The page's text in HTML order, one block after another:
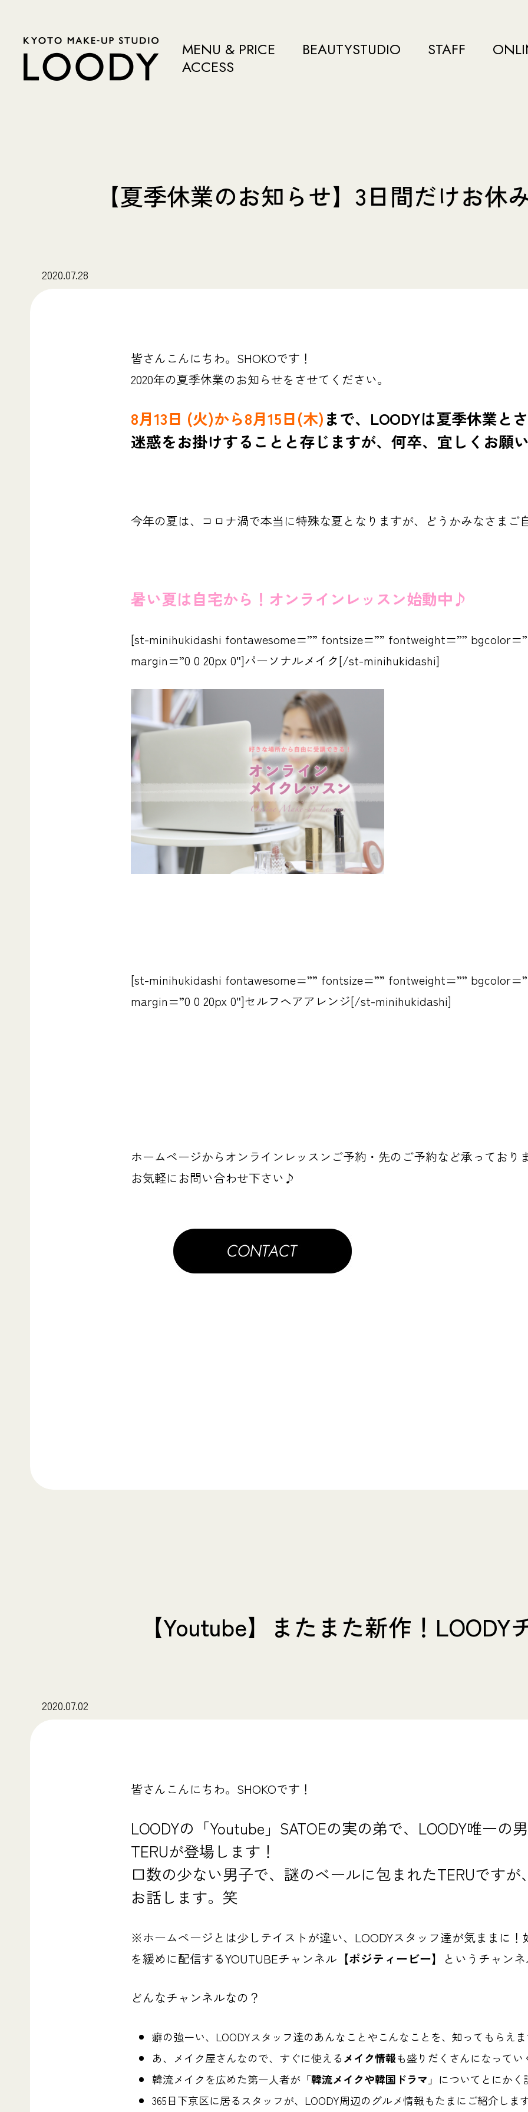
MENU & PRICE BEAUTYSTUDIO STAFF
ACCESS
【夏季休業のお知らせ】3日間だけお休
2020.07.28
皆さんこんにちわ。SHOKOです！
2020年の夏季休業のお知らせをさせてください。
8月13日 (火)から8月15日(木)まで、LOODYは夏季休業と
迷惑をお掛けすることと存じますが、何卒、宜しくお願
今年の夏は、コロナ渦で本当に特殊な夏となりますが、どうかみなさまご
暑い夏は自宅から！オンラインレッスン始動中♪
[st-minihukidashi fontawesome=”” fontsize=”” fontweight=””
margin=”0 0 20px 0″]パーソナルメイク[/st-minihukidashi]
[st-minihukidashi fontawesome=”” fontsize=”” fontweight=””
margin=”0 0 20px 0″]セルフヘアアレンジ[/st-minihukidashi]
ホームページからオンラインレッスンご予約・先のご予約など承っており
お気軽にお問い合わせ下さい♪
【Youtube】またまた新作！LOODY
2020.07.02
皆さんこんにちわ。SHOKOです！
LOODYの「Youtube」SATOEの実の弟で、LOODY唯一の
TERUが登場します！
口数の少ない男子で、謎のベールに包まれたTERUです
お話します。笑
※ホームページとは少しテイストが違い、LOODYスタッフ達が気ままに
を緩めに配信するYOUTUBEチャンネル 【ポジティービー】 というチャン
どんなチャンネルなの？
癖の強ーい、LOODYスタッフ達のあんなことやこんなことを、知ってもらえ
あ、メイク屋さんなので、すぐに使えるメイク情報も盛りだくさんになってい
韓流メイクを広めた第一人者が 「韓流メイクや韓国ドラマ」 についてとにかく
365日下京区に居るスタッフが、LOODY周辺のグルメ情報もたまにご紹介しま